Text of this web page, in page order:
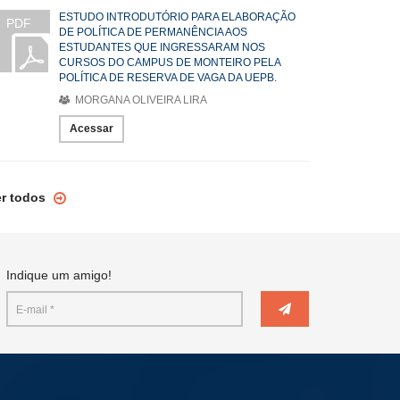
PDF
ESTUDO INTRODUTÓRIO PARA ELABORAÇÃO
DE POLÍTICA DE PERMANÊNCIA AOS
ESTUDANTES QUE INGRESSARAM NOS
CURSOS DO CAMPUS DE MONTEIRO PELA
POLÍTICA DE RESERVA DE VAGA DA UEPB.
MORGANA OLIVEIRA LIRA
Acessar
todos
Indique um amigo!